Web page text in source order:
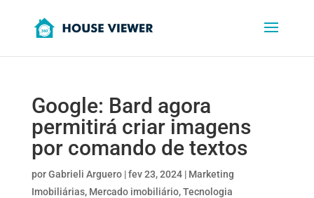
Google: Bard agora
permitirá criar imagens
por comando de textos
porGabrieli Arguero|fev 23, 2024| Marketing
Imobiliárias, Mercado imobiliário,Tecnologia